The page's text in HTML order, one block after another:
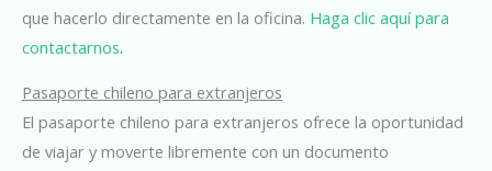
que hacerlo directamente en la oficina. Haga clic aquí para
contactarnos.
Pasaporte chileno para extranjeros
El pasaporte chileno para extranjeros ofrece la oportunidad
de viajar y moverte libremente con un documento